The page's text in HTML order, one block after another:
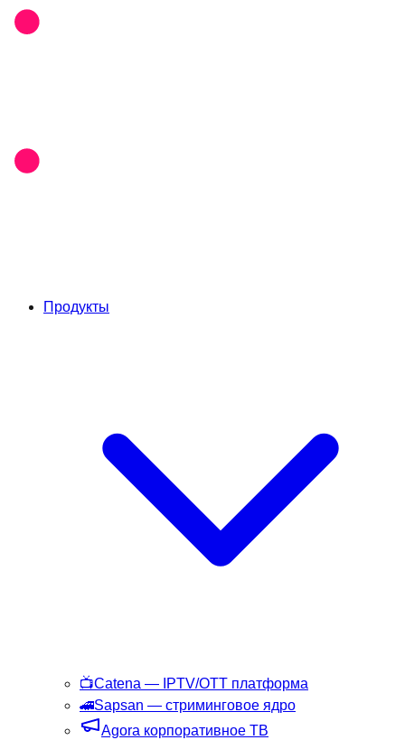
Продукты
📺Catena — IPTV/OTT платформа
🚄Sapsan — стриминговое ядро
Agora корпоративное ТВ